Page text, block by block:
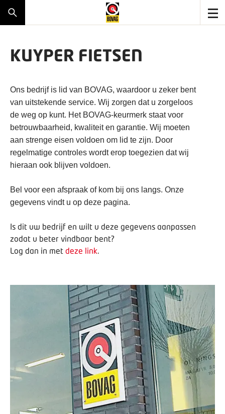
KUYPER FIETSEN
Ons bedrijf is lid van BOVAG, waardoor u zeker bent
van uitstekende service. Wij zorgen dat u zorgeloos
de weg op kunt. Het BOVAG-keurmerk staat voor
betrouwbaarheid, kwaliteit en garantie. Wij moeten
aan strenge eisen voldoen om lid te zijn. Door
regelmatige controles wordt erop toegezien dat wij
hieraan ook blijven voldoen.
Bel voor een afspraak of kom bij ons langs. Onze
gegevens vindt u op deze pagina.
Is dit uw bedrijf en wilt u deze gegevens aanpassen
zodat u beter vindbaar bent?
Log dan in met deze link.